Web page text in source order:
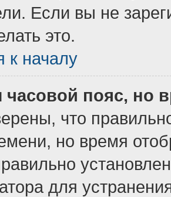
Если вы не
это.
к началу
часовой пояс, но
что
но время
для